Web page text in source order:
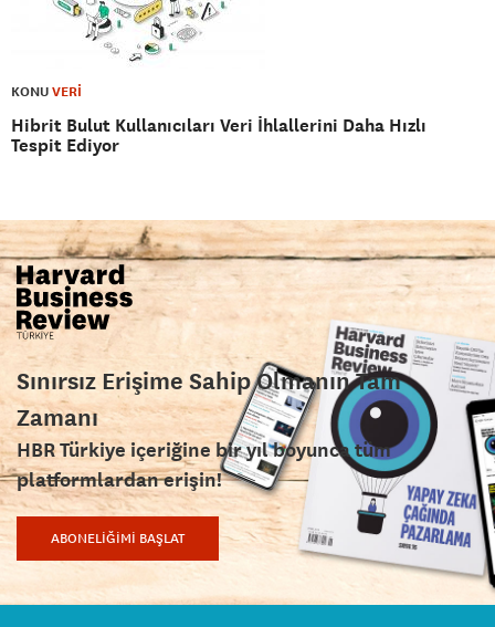
KONUVERİ
Hibrit Bulut Kullanıcıları Veri İhlallerini Daha Hızlı
Tespit Ediyor
Sınırsız Erişime Sahip Olmanın Tam
Zamanı
HBR Türkiye içeriğine bir yıl boyunca tüm
platformlardan erişin!
ABONELİĞİMİ BAŞLAT